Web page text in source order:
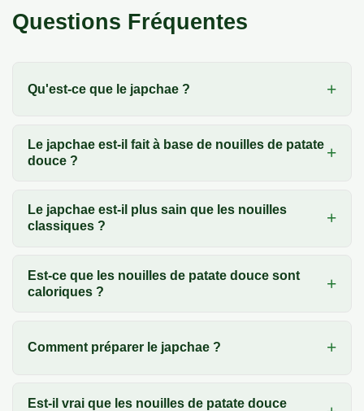
Questions Fréquentes
Qu'est-ce que le japchae ?
Le japchae est-il fait à base de nouilles de patate
douce ?
Le japchae est-il plus sain que les nouilles
classiques ?
Est-ce que les nouilles de patate douce sont
caloriques ?
Comment préparer le japchae ?
Est-il vrai que les nouilles de patate douce